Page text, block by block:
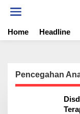
t
Home Headline
Pencegahan